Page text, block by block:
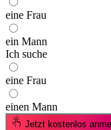
eine Frau
ein Mann
Ich suche
eine Frau
einen Mann
Jetzt kostenlos